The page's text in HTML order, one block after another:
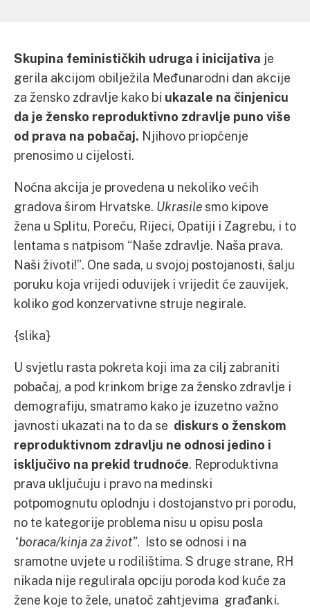
Skupina feminističkih udruga i inicijativa je
gerila akcijom obilježila Međunarodni dan akcije
za žensko zdravlje kako bi ukazale na činjenicu
da je žensko reproduktivno zdravlje puno više
od prava na pobačaj. Njihovo priopćenje
prenosimo u cijelosti.
Noćna akcija je provedena u nekoliko većih
gradova širom Hrvatske. Ukrasilesmo kipove
žena u Splitu, Poreču, Rijeci, Opatiji i Zagrebu, i to
lentama s natpisom “Naše zdravlje. Naša prava.
Naši životi!”. One sada, u svojoj postojanosti, šalju
poruku koja vrijedi oduvijek i vrijedit će zauvijek,
koliko god konzervativne struje negirale.
{slika}
U svjetlu rasta pokreta koji ima za cilj zabraniti
pobačaj, a pod krinkom brige za žensko zdravlje i
demografiju, smatramo kako je izuzetno važno
javnosti ukazati na to da se diskurs o ženskom
reproduktivnom zdravlju ne odnosi jedino i
isključivo na prekid trudnoće. Reproduktivna
prava uključuju i pravo na medinski
potpomognutu oplodnju i dostojanstvo pri porodu,
no te kategorije problema nisu u opisu posla
“boraca/kinja za život”. Isto se odnosi i na
sramotne uvjete u rodilištima. S druge strane, RH
nikada nije regulirala opciju poroda kod kuće za
žene koje to žele, unatoč zahtjevima građanki.